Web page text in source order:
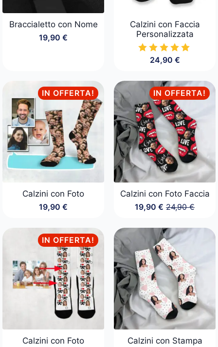
Braccialetto con Nome
19,90 €
Calzini con Faccia
Personalizzata
24,90 €
IN OFFERTA!
Calzini con Foto
19,90 €
IN OFFERTA!
Calzini con Foto Faccia
24,90€
Il
originale
era:
24,90 €.
19,90€ Il
attuale
è:
19,90 €.
IN OFFERTA!
Calzini con Foto
Calzini con Stampa